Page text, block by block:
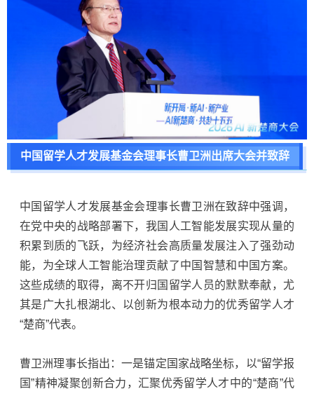
中国留学人才发展基金会理事长曹卫洲出席大会并致辞
中国留学人才发展基金会理事长曹卫洲在致辞中强调，
在党中央的战略部署下，我国人工智能发展实现从量的
积累到质的飞跃，为经济社会高质量发展注入了强劲动
能，为全球人工智能治理贡献了中国智慧和中国方案。
这些成绩的取得，离不开归国留学人员的默默奉献，尤
其是广大扎根湖北、以创新为根本动力的优秀留学人才
“楚商”代表。
曹卫洲理事长指出：一是锚定国家战略坐标，以“留学报
国”精神凝聚创新合力，汇聚优秀留学人才中的“楚商”代